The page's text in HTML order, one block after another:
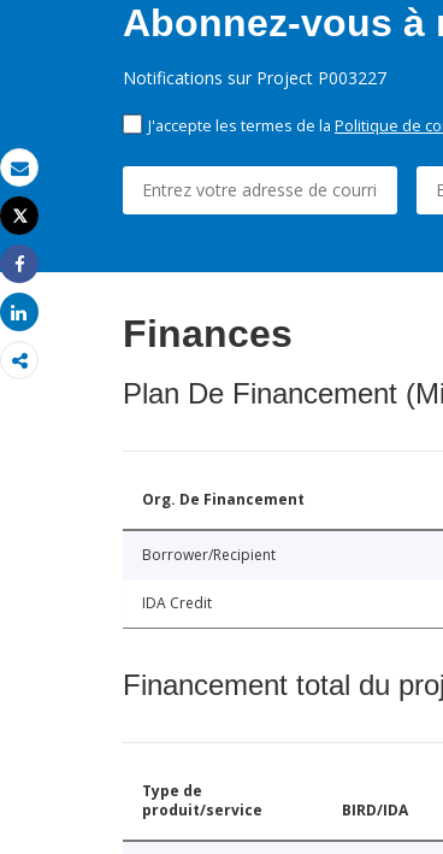
Email
Imprimer
Tweet
Share
Share
Abonnez-vous à
Notifications sur Project P003227
J'accepte les termes de la Politique de
Finances
Plan De Financement
Org. De Financement
Borrower/Recipient
IDA Credit
Financement total du
Type de
produit/service
BIRD/IDA